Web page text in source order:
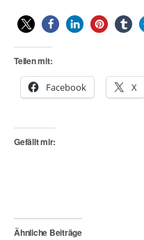
Teilen mit:
Facebook X
Gefällt mir:
Ähnliche Beiträge